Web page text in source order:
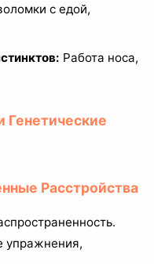
с едой,
Работа носа,
Генетические
Расстройства
упражнения,